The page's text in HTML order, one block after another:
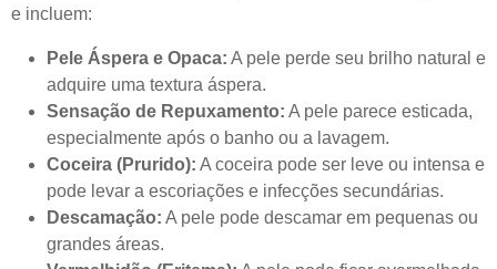
e incluem:
Pele Áspera e Opaca: A pele perde seu brilho natural e
adquire uma textura áspera.
Sensação de Repuxamento: A pele parece esticada,
especialmente após o banho ou a lavagem.
Coceira (Prurido): A coceira pode ser leve ou intensa e
pode levar a escoriações e infecções secundárias.
Descamação: A pele pode descamar em pequenas ou
grandes áreas.